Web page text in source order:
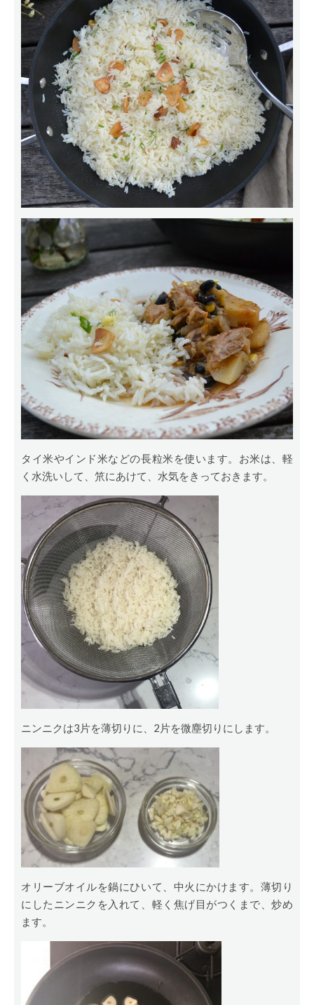
タイ米やインド米などの長粒米を使います。お米は、軽
く水洗いして、笊にあけて、水気をきっておきます。
ニンニクは3片を薄切りに、2片を微塵切りにします。
オリーブオイルを鍋にひいて、中火にかけます。薄切り
にしたニンニクを入れて、軽く焦げ目がつくまで、炒め
ます。